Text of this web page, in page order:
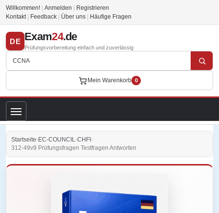
Willkommen! Anmelden
Registrieren
Kontakt
Feedback Über uns Häufige Fragen
DE Exam24.de
Prüfungsvorbereitung einfach und zuverlässig
Mein Warenkorb 0
Startseite›EC-COUNCIL›CHFI ›
312-49v9 Prüfungsfragen Testfragen Antworten